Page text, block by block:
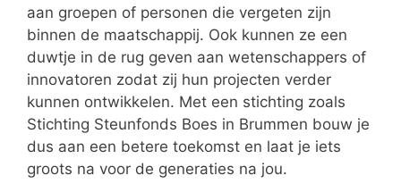
aan groepen of personen die vergeten zijn
binnen de maatschappij. Ook kunnen ze een
duwtje in de rug geven aan wetenschappers of
innovatoren zodat zij hun projecten verder
kunnen ontwikkelen. Met een stichting zoals
Stichting Steunfonds Boes in Brummen bouw je
dus aan een betere toekomst en laat je iets
groots na voor de generaties na jou.